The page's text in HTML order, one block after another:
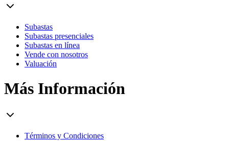
Subastas
Subastas presenciales
Subastas en línea
Vende con nosotros
Valuación
Más Información
Términos y Condiciones